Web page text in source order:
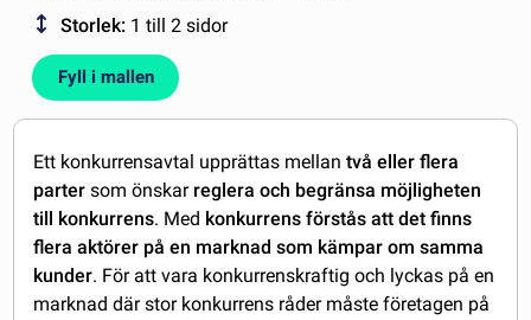
FAQ
MITT KONTO
Storlek: 1 till 2 sidor
Fyll i mallen
Ett konkurrensavtal upprättas mellan två eller flera
parter som önskar reglera och begränsa möjligheten
till konkurrens. Med konkurrens förstås att det finns
flera aktörer på en marknad som kämpar om samma
kunder. För att vara konkurrenskraftig och lyckas på en
marknad där stor konkurrens råder måste företagen på